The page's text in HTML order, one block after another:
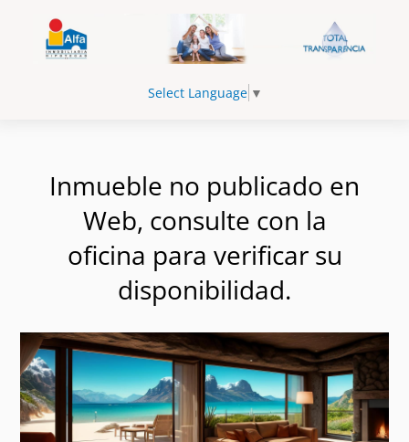
Select Language ▼
Inmueble no publicado en
Web, consulte con la
oficina para verificar su
disponibilidad.